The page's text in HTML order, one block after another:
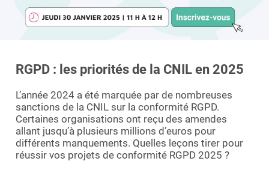
RGPD : les priorités de la CNIL en 2025
L’année 2024 a été marquée par de nombreuses
sanctions de la CNIL sur la conformité RGPD.
Certaines organisations ont reçu des amendes
allant jusqu’à plusieurs millions d’euros pour
différents manquements. Quelles leçons tirer pour
réussir vos projets de conformité RGPD 2025 ?